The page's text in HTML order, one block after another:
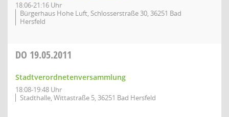
18:06-21:16 Uhr
Bürgerhaus Hohe Luft, Schlosserstraße 30, 36251 Bad
Hersfeld
DO 19.05.2011
Stadtverordnetenversammlung
18:08-19:48 Uhr
Stadthalle, Wittastraße 5, 36251 Bad Hersfeld